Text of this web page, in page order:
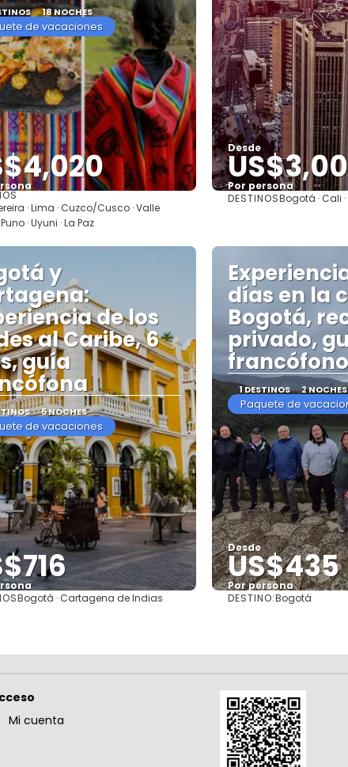
18 NOCHES
de vacaciones
Ver
· Lima · Cuzco/Cusco · Valle
· Uyuni · La Paz
Desde
Por persona
Ver
DESTINOSBogotá · Cali
y
de los
al Caribe, 6
guía
5 NOCHES
de vacaciones
Ver
Bogotá · Cartagena de Indias
días en la
Bogotá,
privado,
francófono
1 DESTINOS 2 NOCHES
Paquete de
Desde
US$435
Por persona
DESTINO:Bogotá
Mi cuenta